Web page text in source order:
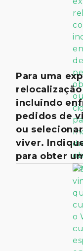
Para uma
incluindo
pedidos de
ou
viver.
para obter